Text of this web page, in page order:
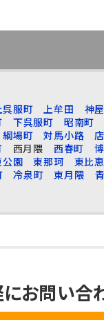
呉服町 上牟田 神
下呉服町 昭南町
綱場町 対馬小路
西月隈 西春町
公園 東那珂 東比恵
冷泉町 東月隈
お問い合